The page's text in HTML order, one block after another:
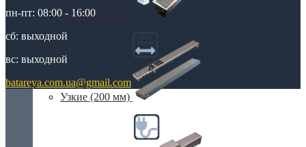
Самые мощные
Узкие (200 мм)
пн-пт: 08:00 - 16:00
сб: выходной
вс: выходной
batareya.com.ua@gmail.com